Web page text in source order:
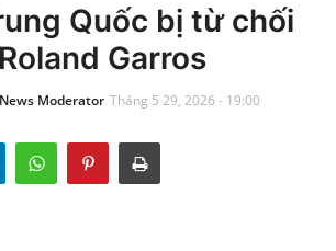
Quốc bị từ chối
Garros
Moderator Tháng 5 29, 2026 - 19:00